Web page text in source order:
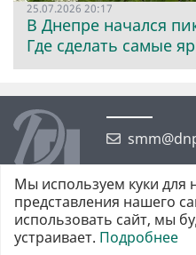
25.07.2026 20:17
В Днепре начался
Где сделать самые
©2026 https://dnpr.com.ua
Мы используем куки для
представления нашего
использовать сайт, мы
устраивает. Подробнее